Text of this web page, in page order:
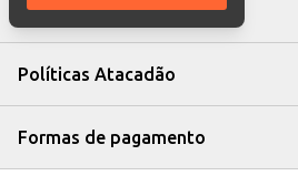
Institucional
Políticas Atacadão
Formas de pagamento